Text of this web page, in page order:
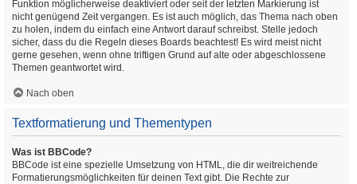
Funktion möglicherweise deaktiviert oder seit der letzten Markierung ist
nicht genügend Zeit vergangen. Es ist auch möglich, das Thema nach oben
zu holen, indem du einfach eine Antwort darauf schreibst. Stelle jedoch
sicher, dass du die Regeln dieses Boards beachtest! Es wird meist nicht
gerne gesehen, wenn ohne triftigen Grund auf alte oder abgeschlossene
Themen geantwortet wird.
Nach oben
Textformatierung und Thementypen
Was ist BBCode?
BBCode ist eine spezielle Umsetzung von HTML, die dir weitreichende
Formatierungsmöglichkeiten für deinen Text gibt. Die Rechte zur